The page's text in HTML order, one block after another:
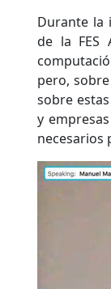
Durante la
de la FES
pero,
sobre
y
necesarios